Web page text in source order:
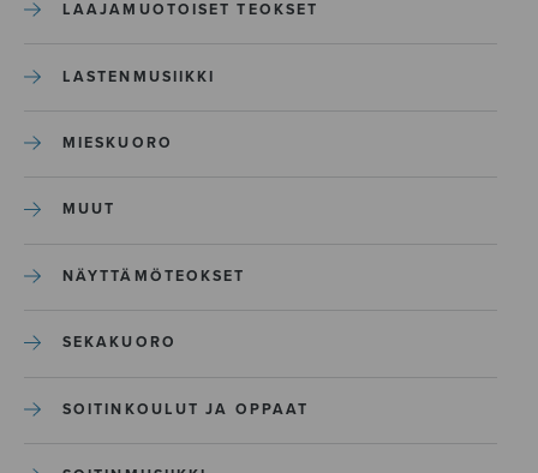
LAAJAMUOTOISET TEOKSET
LASTENMUSIIKKI
MIESKUORO
MUUT
NÄYTTÄMÖTEOKSET
SEKAKUORO
SOITINKOULUT JA OPPAAT